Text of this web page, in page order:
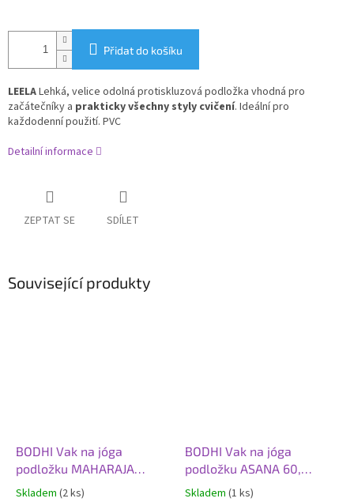
Přidat do košíku
LEELALehká, velice odolná protiskluzová podložka vhodná pro
začátečníky a prakticky všechny styly cvičení. Ideální pro
každodenní použití. PVC
Detailní informace
ZEPTAT SE SDÍLET
Související produkty
BODHI Vak na jóga
podložku MAHARAJA
ASANA 70, zelená
Skladem (2 ks)
BODHI Vak na jóga
podložku ASANA 60,
tyrkysový melír
Skladem (1 ks)